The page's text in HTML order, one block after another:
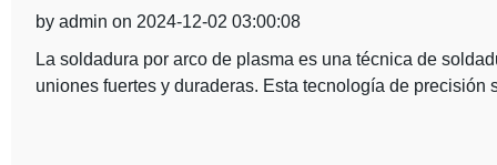
by admin on 2024-12-02 03:00:08
La soldadura por arco de plasma es una técnica de
uniones fuertes y duraderas. Esta tecnología de precisión